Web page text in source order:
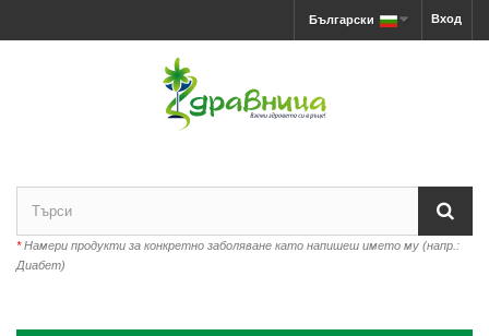
Вход
Български
*Намери продукти за конкретно заболяване като напишеш името му (напр.:
Диабет)